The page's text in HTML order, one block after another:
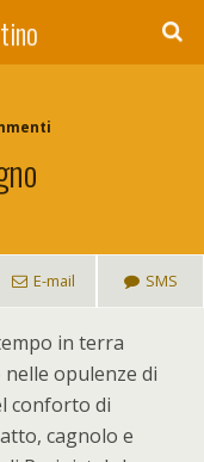
E-mail SMS
in terra
opulenze di
conforto di
cagnolo e